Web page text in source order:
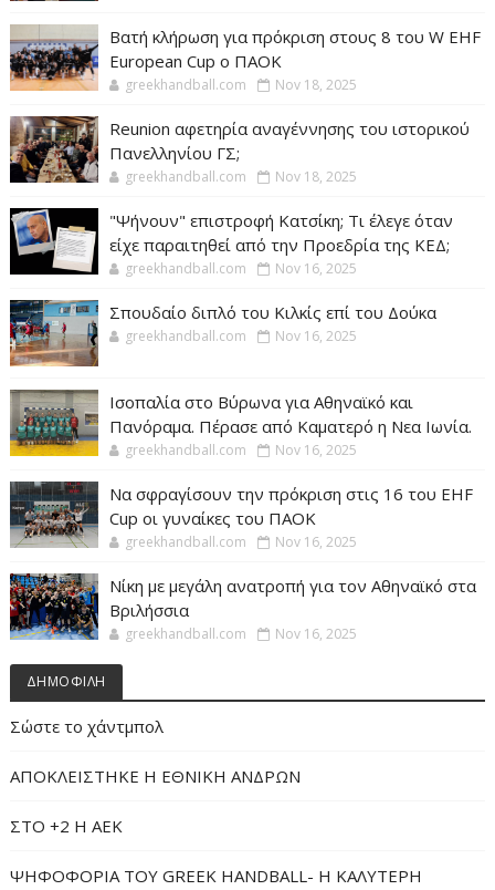
Βατή κλήρωση για πρόκριση στους 8 του W EHF
European Cup ο ΠΑΟΚ
greekhandball.com Nov 18, 2025
Reunion αφετηρία αναγέννησης του ιστορικού
Πανελληνίου ΓΣ;
greekhandball.com Nov 18, 2025
"Ψήνουν" επιστροφή Κατσίκη; Τι έλεγε όταν
είχε παραιτηθεί από την Προεδρία της ΚΕΔ;
greekhandball.com Nov 16, 2025
Σπουδαίο διπλό του Κιλκίς επί του Δούκα
greekhandball.com Nov 16, 2025
Ισοπαλία στο Βύρωνα για Αθηναϊκό και
Πανόραμα. Πέρασε από Καματερό η Νεα Ιωνία.
greekhandball.com Nov 16, 2025
Να σφραγίσουν την πρόκριση στις 16 του EHF
Cup οι γυναίκες του ΠΑΟΚ
greekhandball.com Nov 16, 2025
Νίκη με μεγάλη ανατροπή για τον Αθηναϊκό στα
Βριλήσσια
greekhandball.com Nov 16, 2025
ΔΗΜΟΦΙΛΗ
Σώστε το χάντμπολ
ΑΠΟΚΛΕΙΣΤΗΚΕ Η ΕΘΝΙΚΗ ΑΝΔΡΩΝ
ΣΤΟ +2 Η ΑΕΚ
ΨΗΦΟΦΟΡΙΑ ΤΟΥ GREEK HANDBALL- H ΚΑΛΥΤΕΡΗ